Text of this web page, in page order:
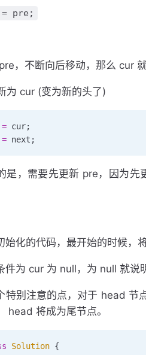
pre;
，不断向后移动，那么 cur
为 cur (变为新的头了)
= cur;
= next;
是，需要先更新 pre，因为
始化的代码，最开始的时候，
件为 cur 为 null，为 null 就说
特别注意的点，对于 head 节
head 将成为尾节点。
Solution {